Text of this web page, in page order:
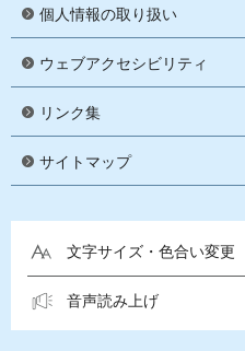
個人情報の取り扱い
ウェブアクセシビリティ
リンク集
サイトマップ
文字サイズ・色合い変更
音声読み上げ